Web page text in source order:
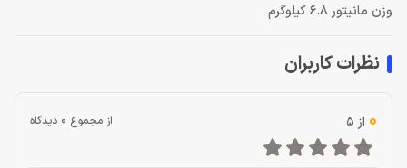
وزن مانیتور 6.8 کیلوگرم
نظرات کاربران
0 از 5 از مجموع 0 دیدگاه